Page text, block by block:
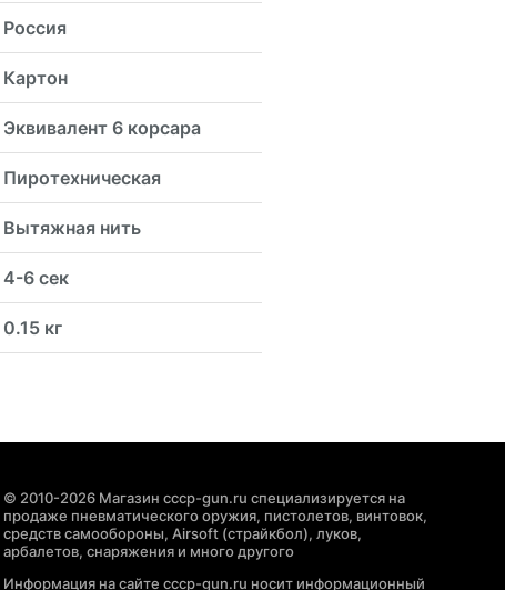
Россия
Картон
Эквивалент 6 корсара
Пиротехническая
Вытяжная нить
4-6 сек
0.15 кг
© 2010-2026 Магазин cccp-gun.ru специализируется на
продаже пневматического оружия, пистолетов, винтовок,
средств самообороны, Airsoft (страйкбол), луков,
арбалетов, снаряжения и много другого
Информация на сайте cccp-gun.ru носит информационный